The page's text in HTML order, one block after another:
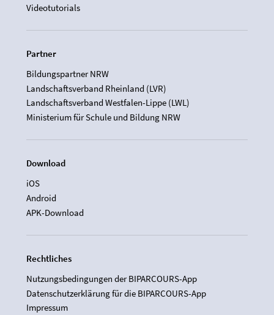
Videotutorials
Partner
Bildungspartner NRW
Landschaftsverband Rheinland (LVR)
Landschaftsverband Westfalen-Lippe (LWL)
Ministerium für Schule und Bildung NRW
Download
iOS
Android
APK-Download
Rechtliches
Nutzungsbedingungen der BIPARCOURS-App
Datenschutzerklärung für die BIPARCOURS-App
Impressum